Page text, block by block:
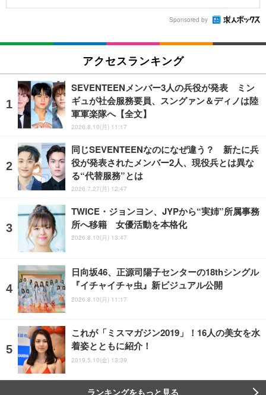
Sponsored by
アクセスランキング
SEVENTEENメンバー3人の兵役が発表 ミン
ギュが社会服務要員、スングァン＆ディノは陸
軍軍楽隊へ【全文】
2026.8.10(月) 11:17
同じSEVENTEENなのになぜ違う？ 新たに兵
役が発表されたメンバー2人、現役兵とは異な
る“代替服務”とは
2026.7.27(月) 12:47
TWICE・ジョンヨン、JYPから“実姉”所属事務
所へ移籍 女優活動を本格化
2026.8.10(月) 13:47
日向坂46、正源司陽子センターの18thシングル
『イチャイチャ虫』新ビジュアル公開
2026.8.10(月) 11:17
これが「ミスマガジン2019」！16人の美女を水
着姿とともに紹介！
2019.5.10(金) 13:39
ランキングをもっと見る